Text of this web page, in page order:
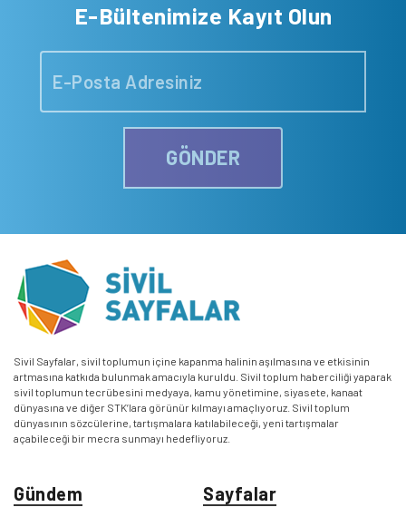
E-Bültenimize Kayıt Olun
GÖNDER
Sivil Sayfalar, sivil toplumun içine kapanma halinin aşılmasına ve etkisinin
artmasına katkıda bulunmak amacıyla kuruldu. Sivil toplum haberciliği yaparak
sivil toplumun tecrübesini medyaya, kamu yönetimine, siyasete, kanaat
dünyasına ve diğer STK’lara görünür kılmayı amaçlıyoruz. Sivil toplum
dünyasının sözcülerine, tartışmalara katılabileceği, yeni tartışmalar
açabileceği bir mecra sunmayı hedefliyoruz.
Gündem Sayfalar